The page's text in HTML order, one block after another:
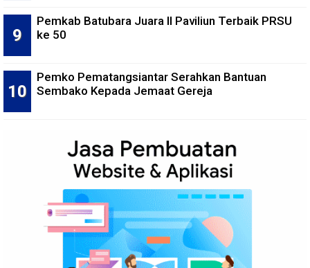
Pemkab Batubara Juara II Paviliun Terbaik PRSU
ke 50
Pemko Pematangsiantar Serahkan Bantuan
Sembako Kepada Jemaat Gereja